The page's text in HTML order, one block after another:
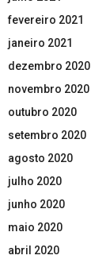
fevereiro 2021
janeiro 2021
dezembro 2020
novembro 2020
outubro 2020
setembro 2020
agosto 2020
julho 2020
junho 2020
maio 2020
abril 2020